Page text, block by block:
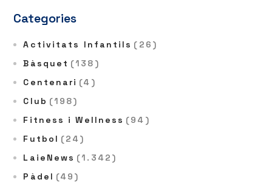
Categories
Activitats Infantils (26)
Bàsquet (138)
Centenari (4)
Club (198)
Fitness i Wellness (94)
Futbol (24)
LaieNews (1.342)
Pàdel (49)